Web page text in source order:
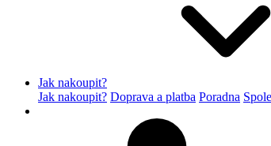
Jak nakoupit?
Jak nakoupit? Doprava a platba Poradna